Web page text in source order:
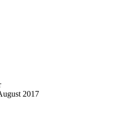
2017